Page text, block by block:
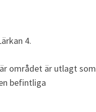
4.
området är utlagt som
befintliga